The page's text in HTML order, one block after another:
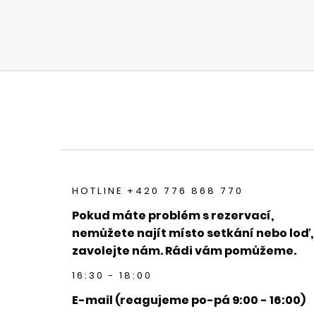
HOTLINE +420 776 868 770
Pokud máte problém s rezervací,
nemůžete najít místo setkání nebo loď,
zavolejte nám. Rádi vám pomůžeme.
16:30 - 18:00
E-mail (reagujeme po-pá 9:00 - 16:00)